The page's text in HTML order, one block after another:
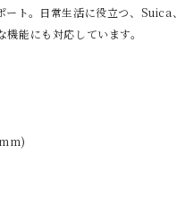
ト。日常生活に役立つ、Suica、
能にも対応しています。